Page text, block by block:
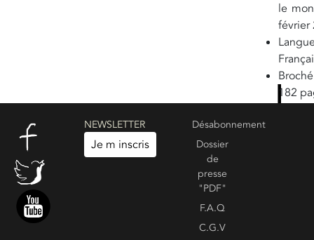
le
février
182
Voir les
NEWSLETTER
Je m inscris
Désabonnement
Dossier
de
presse
"PDF"
F.A.Q
C.G.V